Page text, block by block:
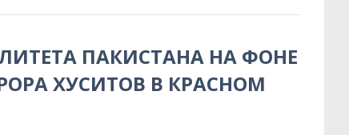
ПАКИСТАНА НА ФОНЕ
ХУСИТОВ В КРАСНОМ